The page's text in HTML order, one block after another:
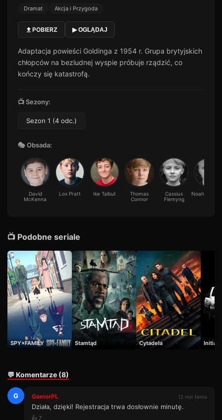
Dramat Akcja i Przygoda
POBIERZ ▶ OGLĄDAJ
Adaptacja powieści Goldinga z 1954 r. Grupa brytyjskich
chłopców na bezludnej wyspie próbuje rządzić, co
kończy się katastrofą.
📺 Sezony:
Sezon 1 (4 odc.)
🎭 Obsada:
David
McKenna
Lox Pratt Ike Talbut
Thomas
Connor
Cassius
Flemyng
Noah
📺 Podobne seriale
SPY×FAMILY Stamtąd Cytadela Initial
💬 Komentarze (8)
G GamerPL 12 min temu
Działa, dzięki! Rejestracja trwa dosłownie minutę.
👍 7